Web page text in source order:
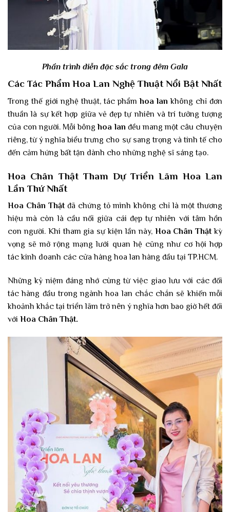
Phần trình diễn đặc sắc trong đêm Gala
Các Tác Phẩm Hoa Lan Nghệ Thuật Nổi Bật Nhất
Trong thế giới nghệ thuật, tác phẩmhoa lan không chỉ đơn
thuần là sự kết hợp giữa vẻ đẹp tự nhiên và trí tưởng tượng
của con người. Mỗi bônghoa lan đều mang một câu chuyện
riêng, từ ý nghĩa biểu trưng cho sự sang trọng và tinh tế cho
đến cảm hứng bất tận dành cho những nghệ sĩ sáng tạo.
Hoa Chân Thật Tham Dự Triển Lãm Hoa Lan
Lần Thứ Nhất
Hoa Chân Thậtđã chứng tỏ mình không chỉ là một thương
hiệu mà còn là cầu nối giữa cái đẹp tự nhiên với tâm hồn
con người. Khi tham gia sự kiện lần này, Hoa Chân Thậtkỳ
vọng sẽ mở rộng mạng lưới quan hệ cũng như cơ hội hợp
tác kinh doanh các cửa hàng hoa lan hàng đầu tại TP.HCM.
Những kỷ niệm đáng nhớ cùng từ việc giao lưu với các đối
tác hàng đầu trong ngành hoa lan chắc chắn sẽ khiến mỗi
khoảnh khắc tại triển lãm trở nên ý nghĩa hơn bao giờ hết đối
với Hoa Chân Thật.